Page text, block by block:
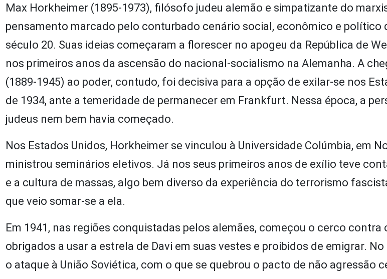
Max Horkheimer (1895-1973), filósofo judeu alemão e simpatizante do
pensamento marcado pelo conturbado cenário social, econômico e político
século 20. Suas ideias começaram a florescer no apogeu da República de
nos primeiros anos da ascensão do nacional-socialismo na Alemanha. A
(1889-1945) ao poder, contudo, foi decisiva para a opção de exilar-se nos
de 1934, ante a temeridade de permanecer em Frankfurt. Nessa época, a
judeus nem bem havia começado.
Nos Estados Unidos, Horkheimer se vinculou à Universidade Colúmbia, em
ministrou seminários eletivos. Já nos seus primeiros anos de exílio teve
e a cultura de massas, algo bem diverso da experiência do terrorismo
que veio somar-se a ela.
Em 1941, nas regiões conquistadas pelos alemães, começou o cerco contra
obrigados a usar a estrela de Davi em suas vestes e proibidos de emigrar.
o ataque à União Soviética, com o que se quebrou o pacto de não agressão